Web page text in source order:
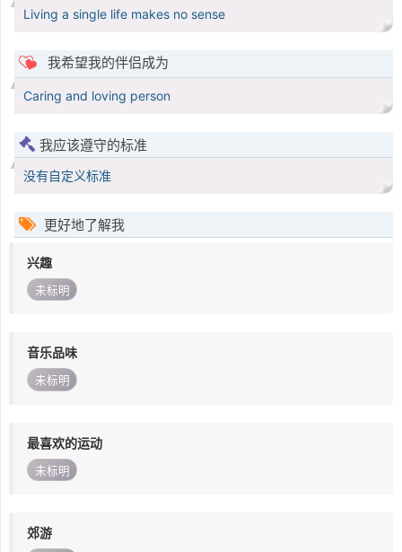
Living a single life makes no sense
我希望我的伴侣成为
Caring and loving person
我应该遵守的标准
没有自定义标准
更好地了解我
兴趣
未标明
音乐品味
未标明
最喜欢的运动
未标明
郊游